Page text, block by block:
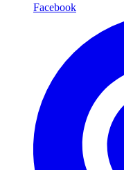
Facebook